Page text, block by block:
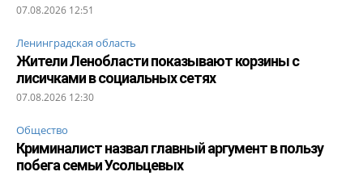
07.08.2026 12:51
Ленинградская область
Жители Ленобласти показывают корзины с
лисичками в социальных сетях
07.08.2026 12:30
Общество
Криминалист назвал главный аргумент в пользу
побега семьи Усольцевых